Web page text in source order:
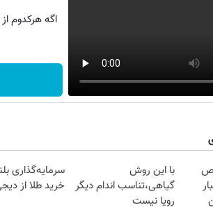
اگه هرکدوم
با این روش
گیاهی،تناسب اندام دیگر
رویا نیست
سرمایه‌گذاری
خرید طلا از